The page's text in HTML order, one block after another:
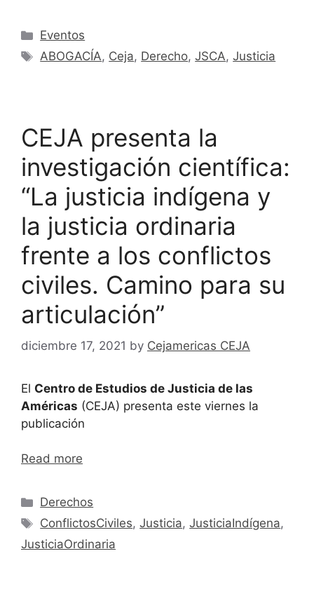
Eventos
ABOGACÍA, Ceja, Derecho,JSCA,Justicia
CEJA presenta la
investigación científica:
“La justicia indígena y
la justicia ordinaria
frente a los conflictos
civiles. Camino para su
articulación”
diciembre 17, 2021 by Cejamericas CEJA
El Centro de Estudios de Justicia de las
Américas (CEJA) presenta este viernes la
publicación
Read more
Derechos
ConflictosCiviles,Justicia,JusticiaIndígena,
JusticiaOrdinaria